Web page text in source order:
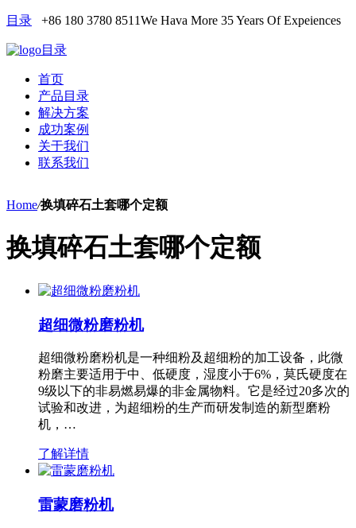
目录 +86 180 3780 8511We Hava More 35 Years Of Expeiences
目录
首页
产品目录
解决方案
成功案例
关于我们
联系我们
Home/换填碎石土套哪个定额
换填碎石土套哪个定额
超细微粉磨粉机
超细微粉磨粉机是一种细粉及超细粉的加工设备，此微
粉磨主要适用于中、低硬度，湿度小于6%，莫氏硬度在
9级以下的非易燃易爆的非金属物料。它是经过20多次的
试验和改进，为超细粉的生产而研发制造的新型磨粉
机，…
了解详情
雷蒙磨粉机